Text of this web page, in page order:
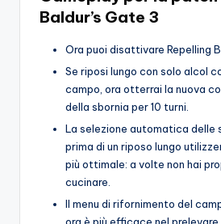
Baldur’s Gate 3
Ora puoi disattivare Repelling
Se riposi lungo con solo alcol
campo, ora otterrai la nuova
della sbornia per 10 turni.
La selezione automatica delle
prima di un riposo lungo
più ottimale: a volte non hai
cucinare.
Il menu di rifornimento del